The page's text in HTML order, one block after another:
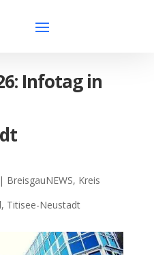
Infotag in
| BreisgauNEWS, Kreis
, Titisee-Neustadt